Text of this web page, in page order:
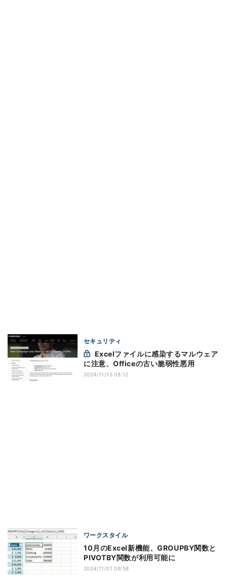
セキュリティ
に注意、Officeの古い脆弱性悪用
2024/11/13 08:12
ワークスタイル
10月のExcel新機能、GROUPBY関数と
PIVOTBY関数が利用可能に
2024/11/01 09:58